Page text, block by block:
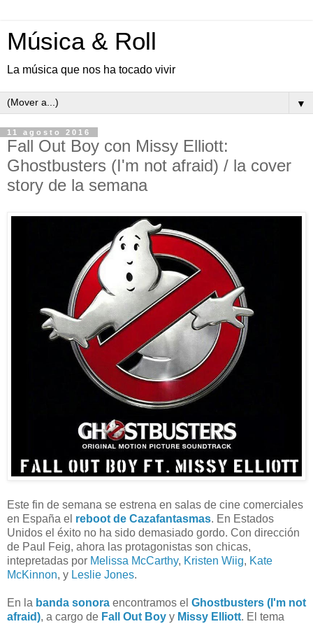
Música & Roll
La música que nos ha tocado vivir
▼
11 agosto 2016
Fall Out Boy con Missy Elliott:
Ghostbusters (I'm not afraid) / la cover
story de la semana
Este fin de semana se estrena en salas de cine comerciales
en España el reboot de Cazafantasmas. En Estados
Unidos el éxito no ha sido demasiado gordo. Con dirección
de Paul Feig, ahora las protagonistas son chicas,
intepretadas por Melissa McCarthy, Kristen Wiig, Kate
McKinnon, y Leslie Jones.
En la banda sonora encontramos el Ghostbusters (I'm not
afraid), a cargo de Fall Out Boy y Missy Elliott. El tema